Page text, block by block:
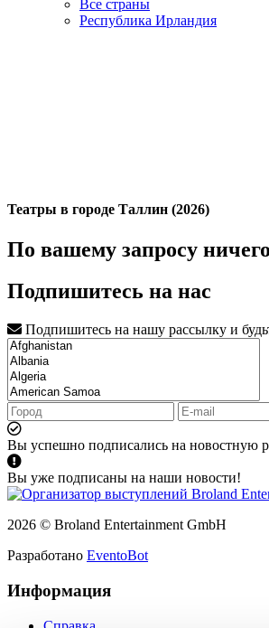
Все страны
Республика Ирландия
Театры в городе Таллин (2026)
По вашему запросу
Подпишитесь на нас
Подпишитесь на нашу рассылку и
Вы успешно подписались на новостную
Вы уже подписаны на наши новости!
2026 © Broland Entertainment GmbH
Разработано EventoBot
Информация